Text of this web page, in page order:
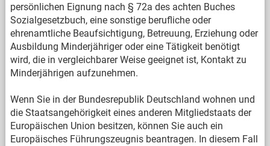
persönlichen Eignung nach § 72a des achten Buches
Sozialgesetzbuch, eine sonstige berufliche oder
ehrenamtliche Beaufsichtigung, Betreuung, Erziehung oder
Ausbildung Minderjähriger oder eine Tätigkeit benötigt
wird, die in vergleichbarer Weise geeignet ist, Kontakt zu
Minderjährigen aufzunehmen.
Wenn Sie in der Bundesrepublik Deutschland wohnen und
die Staatsangehörigkeit eines anderen Mitgliedstaats der
Europäischen Union besitzen, können Sie auch ein
Europäisches Führungszeugnis beantragen. In diesem Fall